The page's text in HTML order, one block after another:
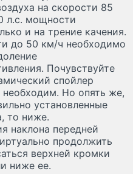
на скорости 85
л.с. мощности
и на трение качения.
до 50 км/ч необходимо
Почувствуйте
спойлер
Но опять же,
установленные
то ниже.
наклона передней
продолжить
верхней кромки
ниже ее.